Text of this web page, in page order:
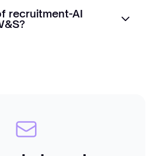
recruitment-AI